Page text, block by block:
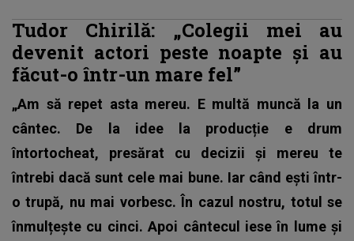
Tudor Chirilă: „Colegii mei au
devenit actori peste noapte și au
făcut-o într-un mare fel”
„Am să repet asta mereu. E multă muncă la un
cântec. De la idee la producție e drum
întortocheat, presărat cu decizii și mereu te
întrebi dacă sunt cele mai bune. Iar când ești într-
o trupă, nu mai vorbesc. În cazul nostru, totul se
înmulțește cu cinci. Apoi cântecul iese în lume și